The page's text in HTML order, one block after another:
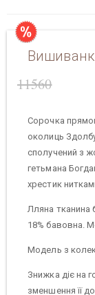
11560
Сорочка
околиць
сполучений з
гетьмана
хрестик
Лляна тканина
18% бавовна.
Модель з
Знижка діє на
зменшення її